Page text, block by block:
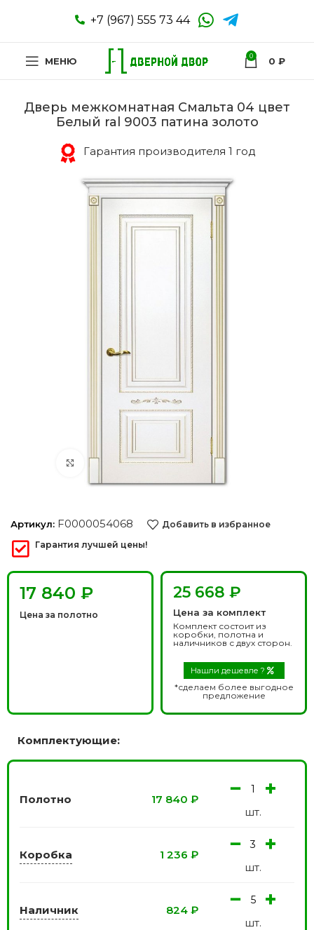
+7 (967) 555 73 44
МЕНЮ 0 0 ₽
Дверь межкомнатная Смальта 04 цвет
Белый ral 9003 патина золото
Гарантия производителя 1 год
Нажмите, чтобы увеличить
Артикул: F0000054068
Добавить в избранное
Гарантия лучшей цены!
₽
Цена за полотно
25 668 ₽
Цена за комплект
Комплект состоит из
коробки, полотна и
наличников с двух сторон.
Нашли дешевле ?
*сделаем более выгодное
предложение
Комплектующие:
Полотно 17 840 ₽ − +
шт.
Коробка 1 236 ₽ − +
шт.
Наличник 824 ₽ − +
шт.